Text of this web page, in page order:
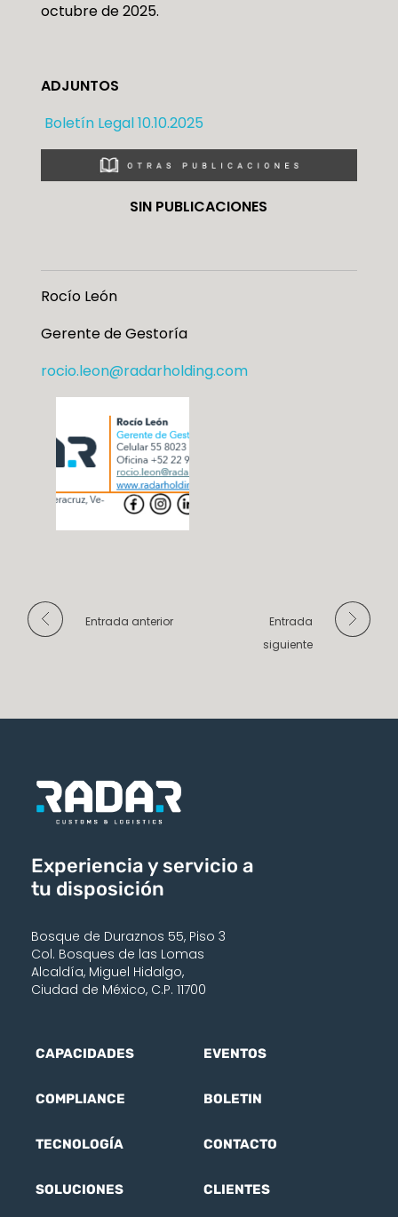
octubre de 2025.
ADJUNTOS
Boletín Legal 10.10.2025
SIN PUBLICACIONES
Rocío León
Gerente de Gestoría
rocio.leon@radarholding.com
Entrada anterior
Entrada
siguiente
Experiencia y servicio a
tu disposición
Bosque de Duraznos 55, Piso 3
Col. Bosques de las Lomas
Alcaldía, Miguel Hidalgo,
Ciudad de México, C.P. 11700
CAPACIDADES
COMPLIANCE
TECNOLOGÍA
SOLUCIONES
EVENTOS
BOLETIN
CONTACTO
CLIENTES